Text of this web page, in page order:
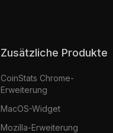
Zusätzliche Produkte
CoinStats Chrome-
Erweiterung
MacOS-Widget
Mozilla-Erweiterung